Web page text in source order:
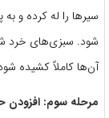
سیرها را له کرده و
شود. سبزی‌های خرد
آن‌ها کاملاً کشیده
مرحله سوم: افزودن